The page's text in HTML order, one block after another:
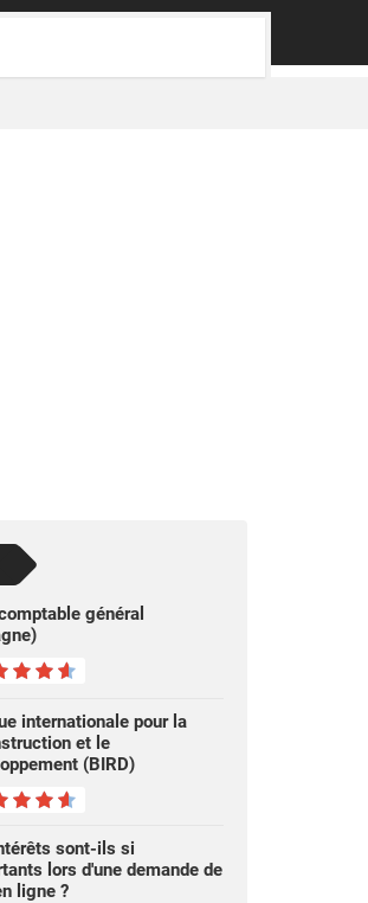
général
internationale pour la
et le
(BIRD)
sont-ils si
lors d'une demande de
ligne ?